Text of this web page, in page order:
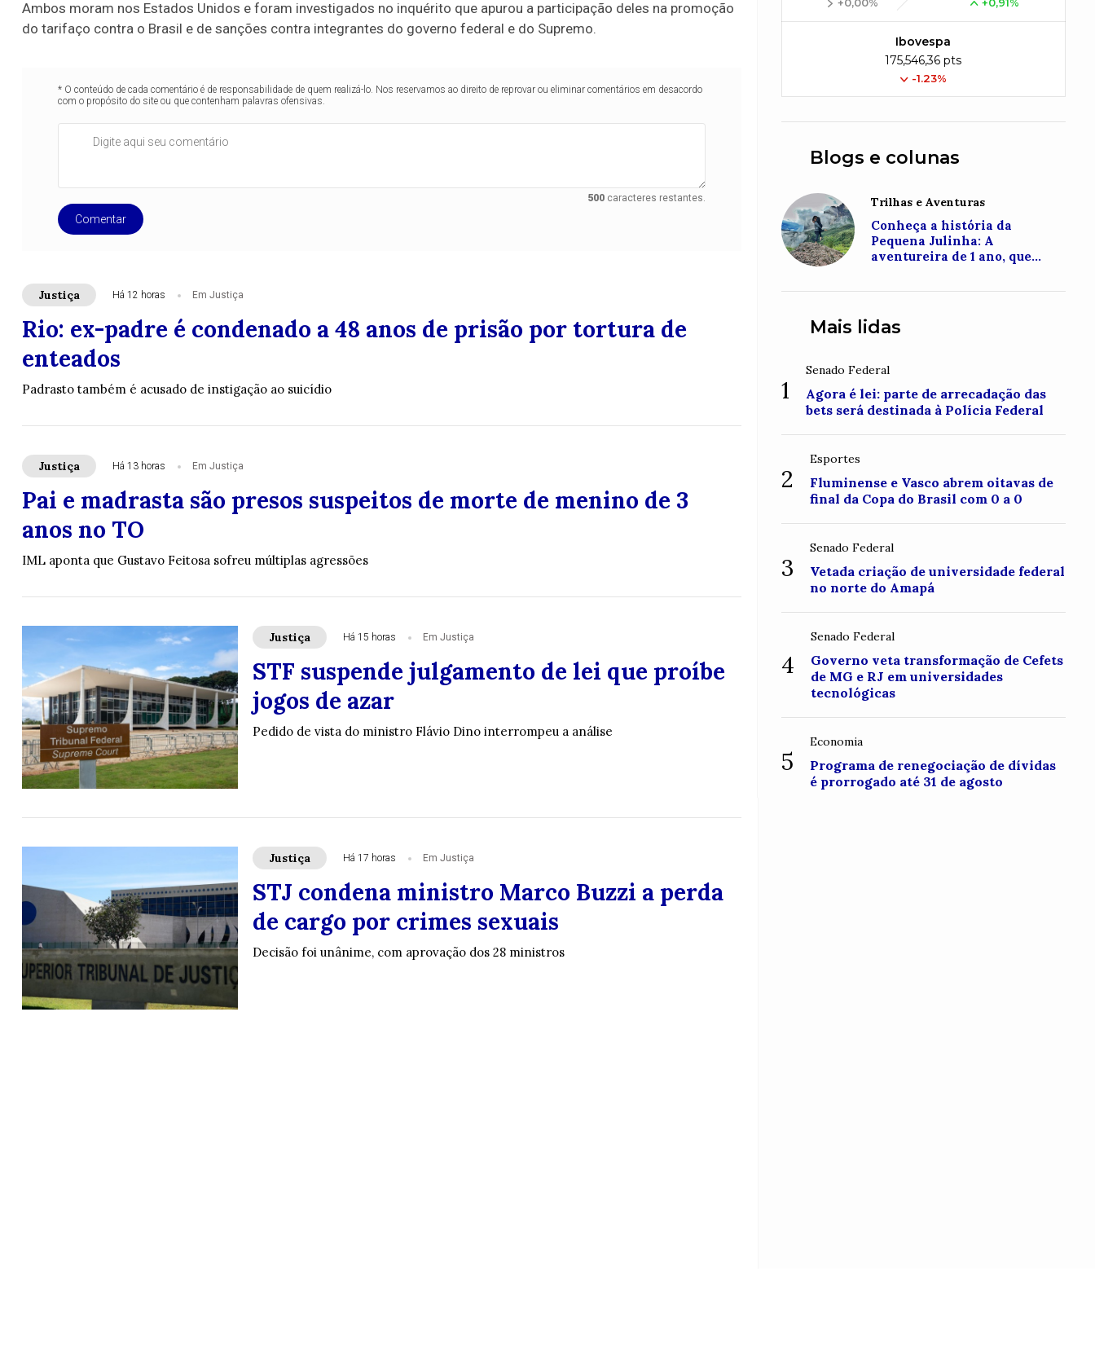
Ambos moram nos Estados Unidos e foram investigados no inquérito que apurou a participação deles na promoção
do tarifaço contra o Brasil e de sanções contra integrantes do governo federal e do Supremo.
* O conteúdo de cada comentário é de responsabilidade de quem realizá-lo. Nos reservamos ao direito de reprovar ou eliminar comentários em desacordo
com o propósito do site ou que contenham palavras ofensivas.
500caracteres restantes.
Comentar
Justiça Há 12 horas Em Justiça
Rio: ex-padre é condenado a 48 anos de prisão por tortura de
enteados
Padrasto também é acusado de instigação ao suicídio
Justiça Há 13 horas Em Justiça
Pai e madrasta são presos suspeitos de morte de menino de 3
anos no TO
IML aponta que Gustavo Feitosa sofreu múltiplas agressões
Justiça Há 15 horas Em Justiça
STF suspende julgamento de lei que proíbe
jogos de azar
Pedido de vista do ministro Flávio Dino interrompeu a análise
Justiça Há 17 horas Em Justiça
STJ condena ministro Marco Buzzi a perda
de cargo por crimes sexuais
Decisão foi unânime, com aprovação dos 28 ministros
Ibovespa
175,546,36 pts
-1.23%
Blogs e colunas
Trilhas e Aventuras
Conheça a história da
Pequena Julinha: A
aventureira de 1 ano, que
Roraima
Mais lidas
1
Senado Federal
Agora é lei: parte de arrecadação das
bets será destinada à Polícia Federal
2
Esportes
Fluminense e Vasco abrem oitavas de
final da Copa do Brasil com 0 a 0
3
Senado Federal
Vetada criação de universidade federal
no norte do Amapá
4
Senado Federal
Governo veta transformação de Cefets
de MG e RJ em universidades
tecnológicas
5
Economia
Programa de renegociação de dívidas
é prorrogado até 31 de agosto